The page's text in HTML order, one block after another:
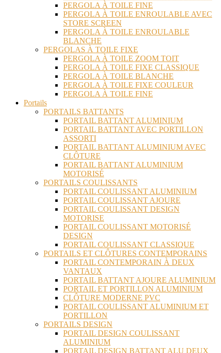
PERGOLA À TOILE FINE
PERGOLA À TOILE ENROULABLE AVEC
STORE SCREEN
PERGOLA À TOILE ENROULABLE
BLANCHE
PERGOLAS À TOILE FIXE
PERGOLA À TOILE ZOOM TOIT
PERGOLA À TOILE FIXE CLASSIQUE
PERGOLA À TOILE BLANCHE
PERGOLA À TOILE FIXE COULEUR
PERGOLA À TOILE FINE
Portails
PORTAILS BATTANTS
PORTAIL BATTANT ALUMINIUM
PORTAIL BATTANT AVEC PORTILLON
ASSORTI
PORTAIL BATTANT ALUMINIUM AVEC
CLÔTURE
PORTAIL BATTANT ALUMINIUM
MOTORISÉ
PORTAILS COULISSANTS
PORTAIL COULISSANT ALUMINIUM
PORTAIL COULISSANT AJOURE
PORTAIL COULISSANT DESIGN
MOTORISE
PORTAIL COULISSANT MOTORISÉ
DESIGN
PORTAIL COULISSANT CLASSIQUE
PORTAILS ET CLÔTURES CONTEMPORAINS
PORTAIL CONTEMPORAIN À DEUX
VANTAUX
PORTAIL BATTANT AJOURE ALUMINIUM
PORTAIL ET PORTILLON ALUMINIUM
CLÔTURE MODERNE PVC
PORTAIL COULISSANT ALUMINIUM ET
PORTILLON
PORTAILS DESIGN
PORTAIL DESIGN COULISSANT
ALUMINIUM
PORTAIL DESIGN BATTANT ALU DEUX